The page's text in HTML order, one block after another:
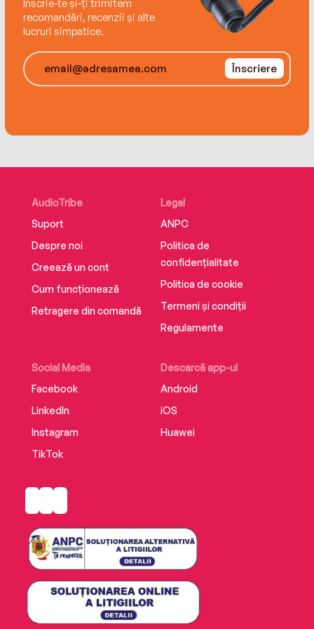
Înscrie-te și-ți trimitem
recomandări, recenzii și alte
lucruri simpatice.
Înscriere
AudioTribe
Suport
Despre noi
Creează un cont
Cum funcționează
Retragere din comandă
Social Media
Facebook
LinkedIn
Instagram
TikTok
Descarcă app-ul
Android
iOS
Huawei
Legal
ANPC
Politica de
confidențialitate
Politica de cookie
Termeni și condiții
Regulamente